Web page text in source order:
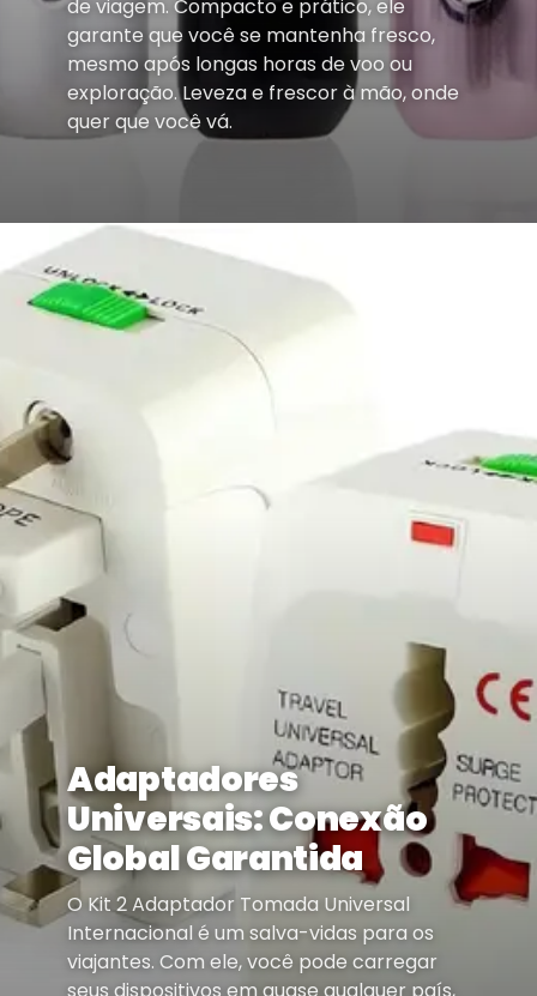
de viagem. Compacto e prático, ele
garante que você se mantenha fresco,
mesmo após longas horas de voo ou
exploração. Leveza e frescor à mão, onde
quer que você vá.
Adaptadores
Universais: Conexão
Global Garantida
O Kit 2 Adaptador Tomada Universal
Internacional é um salva-vidas para os
viajantes. Com ele, você pode carregar